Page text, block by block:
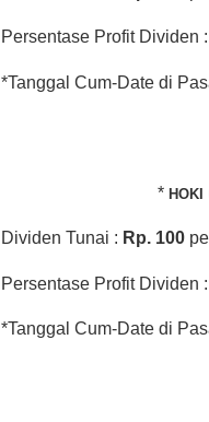
Persentase Profit Dividen :
*Tanggal Cum-Date di
* HOKI
Dividen Tunai : Rp. 100
Persentase Profit Dividen :
*Tanggal Cum-Date di